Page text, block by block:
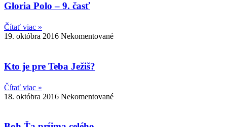
Gloria Polo – 9. časť
Čítať viac »
19. októbra 2016 Nekomentované
Kto je pre Teba Ježiš?
Čítať viac »
18. októbra 2016 Nekomentované